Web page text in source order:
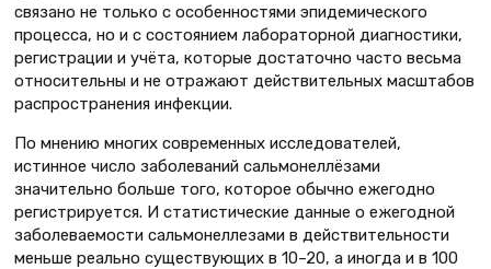
связано не только с особенностями эпидемического
процесса, но и с состоянием лабораторной диагностики,
регистрации и учёта, которые достаточно часто весьма
относительны и не отражают действительных масштабов
распространения инфекции.
По мнению многих современных исследователей,
истинное число заболеваний сальмонеллёзами
значительно больше того, которое обычно ежегодно
регистрируется. И статистические данные о ежегодной
заболеваемости сальмонеллезами в действительности
меньше реально существующих в 10–20, а иногда и в 100